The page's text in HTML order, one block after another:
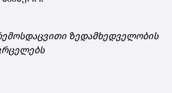
ზედამხედველობის